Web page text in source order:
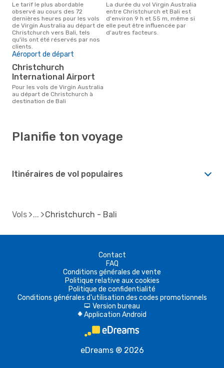
Le tarif le plus abordable
observé au cours des 72
dernières heures pour les vols
de Virgin Australia au départ de
Christchurch vers Bali, tels
qu'ils ont été réservés par nos
clients.
La durée du vol Virgin Australia
entre Christchurch et Bali est
d'environ 9 h et 55 m, même si
elle peut être influencée par
d'autres facteurs.
Aéroport de départ
Christchurch
International Airport
Pour les vols de Virgin Australia
au départ de Christchurch à
destination de Bali
Planifie ton voyage
Itinéraires de vol populaires
Vols Christchurch - Bali
Contact
FAQ
Conditions générales de vente
Politique relative aux cookies
Politique de confidentialité
Conditions générales d'utilisation des codes promotionnels
d Version bureau
A Application Android
eDreams ® 2026